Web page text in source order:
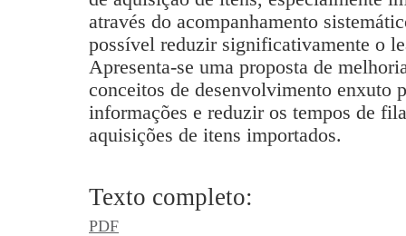
através do acompanhamento
possível reduzir significativamente o
Apresenta-se uma proposta de
conceitos de desenvolvimento enxuto
informações e reduzir os tempos de
aquisições de itens importados.
Texto completo:
PDF